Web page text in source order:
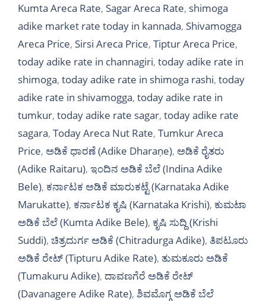
Kumta Areca Rate, Sagar Areca Rate, shimoga
adike market rate today in kannada, Shivamogga
Areca Price, Sirsi Areca Price, Tiptur Areca Price,
today adike rate in channagiri, today adike rate in
shimoga, today adike rate in shimoga rashi, today
adike rate in shivamogga, today adike rate in
tumkur, today adike rate sagar, today adike rate
sagara, Today Areca Nut Rate, Tumkur Areca
Price, ಅಡಿಕೆ ಧಾರಣೆ (Adike Dharaṇe), ಅಡಿಕೆ ರೈತರು
(Adike Raitaru), ಇಂದಿನ ಅಡಿಕೆ ಬೆಲೆ (Indina Adike
Bele), ಕರ್ನಾಟಕ ಅಡಿಕೆ ಮಾರುಕಟ್ಟೆ (Karnataka Adike
Marukatte), ಕರ್ನಾಟಕ ಕೃಷಿ (Karnataka Krishi), ಕುಮಟಾ
ಅಡಿಕೆ ಬೆಲೆ (Kumta Adike Bele), ಕೃಷಿ ಸುದ್ದಿ (Krishi
Suddi), ಚಿತ್ರದುರ್ಗ ಅಡಿಕೆ (Chitradurga Adike), ತಿಪಟೂರು
ಅಡಿಕೆ ರೇಟ್ (Tipturu Adike Rate), ತುಮಕೂರು ಅಡಿಕೆ
(Tumakuru Adike), ದಾವಣಗೆರೆ ಅಡಿಕೆ ರೇಟ್
(Davanagere Adike Rate), ಶಿವಮೊಗ್ಗ ಅಡಿಕೆ ಬೆಲೆ